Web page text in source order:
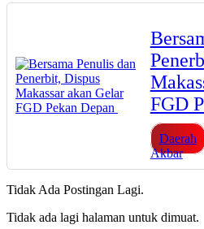
FGD
Daerah
Akbar
Tidak Ada Postingan Lagi.
Tidak ada lagi halaman untuk dimuat.